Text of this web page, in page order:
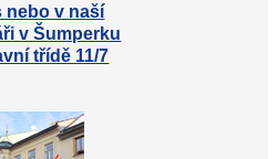
nebo v naší
v Šumperku
třídě 11/7